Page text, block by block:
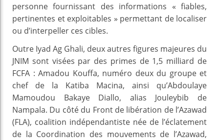
personne fournissant des informations « fiables,
pertinentes et exploitables » permettant de localiser
ou d’interpeller ces cibles.
Outre Iyad Ag Ghali, deux autres figures majeures du
JNIM sont visées par des primes de 1,5 milliard de
FCFA : Amadou Kouffa, numéro deux du groupe et
chef de la Katiba Macina, ainsi qu’Abdoulaye
Mamoudou Bakaye Diallo, alias Jouleybib de
Nampala. Du côté du Front de libération de l’Azawad
(FLA), coalition indépendantiste née de l’éclatement
de la Coordination des mouvements de l’Azawad,